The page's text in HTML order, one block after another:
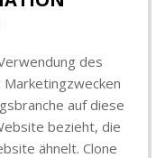
des
Marketingzwecken
auf diese
bezieht, die
ähnelt. Clone